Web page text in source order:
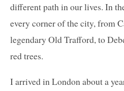
different path in our lives. In
every corner of the city, from
legendary Old Trafford, to
red trees.
I arrived in London about a